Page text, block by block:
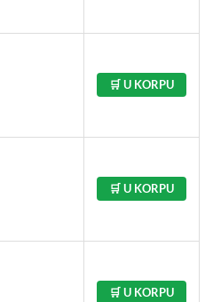
🛒 U KORPU
🛒 U KORPU
🛒 U KORPU